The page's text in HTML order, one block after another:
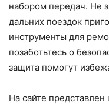
набором передач. Не
дальних поездок
инструменты для
позаботьтесь о
защита помогут
На сайте